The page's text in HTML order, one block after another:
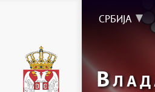
СРБИЈА
В